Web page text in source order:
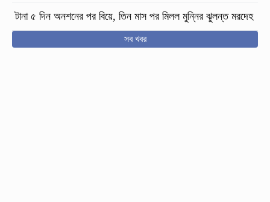
টানা ৫ দিন অনশনের পর বিয়ে, তিন মাস পর মিলল মুন্নির ঝুলন্ত মরদেহ
সব খবর